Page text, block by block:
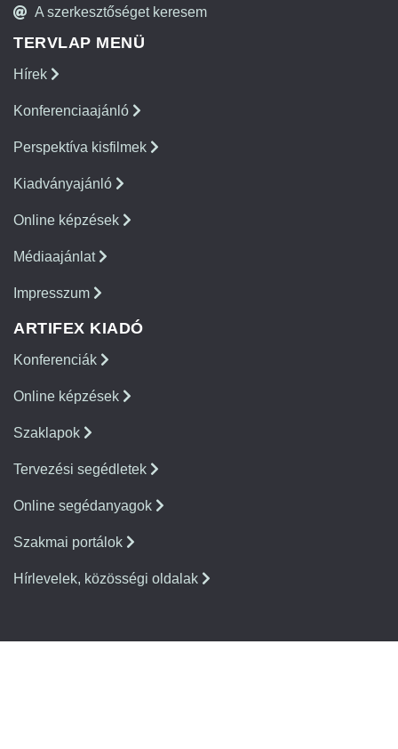
A szerkesztőséget keresem
TERVLAP MENÜ
Hírek
Konferenciaajánló
Perspektíva kisfilmek
Kiadványajánló
Online képzések
Médiaajánlat
Impresszum
ARTIFEX KIADÓ
Konferenciák
Online képzések
Szaklapok
Tervezési segédletek
Online segédanyagok
Szakmai portálok
Hírlevelek, közösségi oldalak